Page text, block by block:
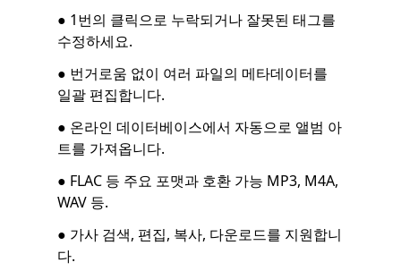
● 1번의 클릭으로 누락되거나 잘못된 태그를
수정하세요.
● 번거로움 없이 여러 파일의 메타데이터를
일괄 편집합니다.
● 온라인 데이터베이스에서 자동으로 앨범 아
트를 가져옵니다.
● FLAC 등 주요 포맷과 호환 가능 MP3, M4A,
WAV 등.
● 가사 검색, 편집, 복사, 다운로드를 지원합니
다.